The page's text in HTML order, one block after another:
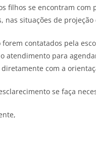
filhos se encontram com
nas situações de
forem contatados pela
atendimento para
com a
se faça